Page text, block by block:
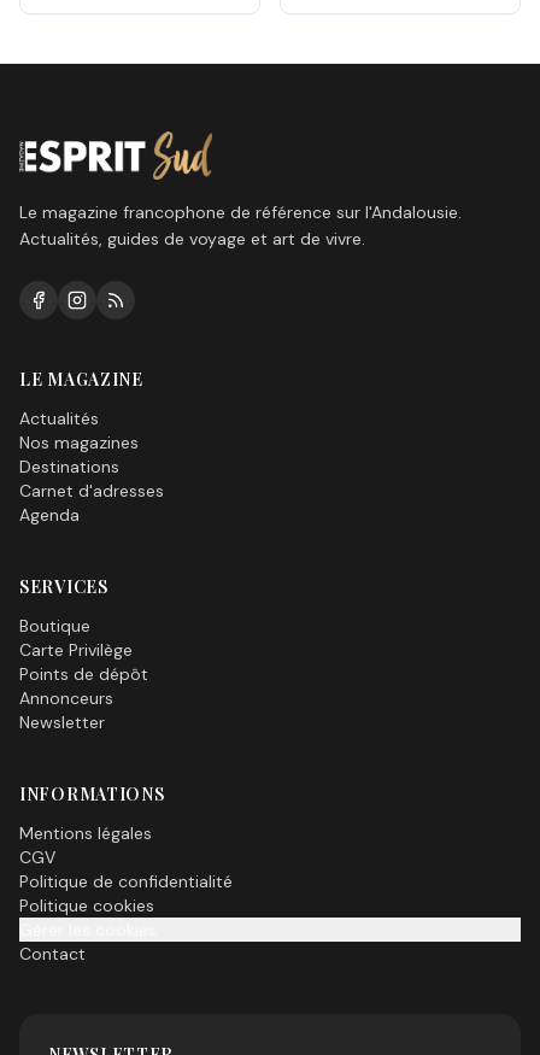
Le magazine francophone de référence sur l'Andalousie.
Actualités, guides de voyage et art de vivre.
LE MAGAZINE
Actualités
Nos magazines
Destinations
Carnet d'adresses
Agenda
SERVICES
Boutique
Carte Privilège
Points de dépôt
Annonceurs
Newsletter
INFORMATIONS
Mentions légales
CGV
Politique de confidentialité
Politique cookies
Contact